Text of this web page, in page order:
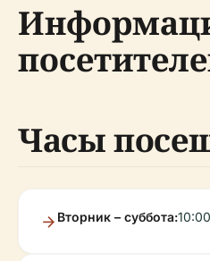
Часы
Вторник – суббота: